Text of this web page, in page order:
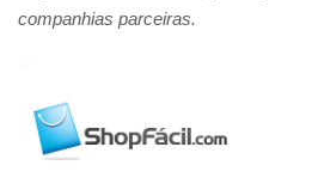
companhias parceiras.